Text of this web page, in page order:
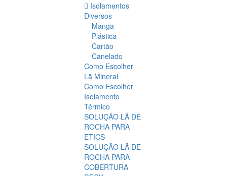
Isolamentos
Diversos
Manga
Plástica
Cartão
Canelado
Como Escolher
Lã Mineral
Como Escolher
Isolamento
Térmico
SOLUÇÃO LÃ DE
ROCHA PARA
ETICS
SOLUÇÃO LÃ DE
ROCHA PARA
COBERTURA